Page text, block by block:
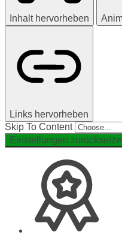
Inhalt hervorheben
Links hervorheben
Skip To Content
Einstellungen